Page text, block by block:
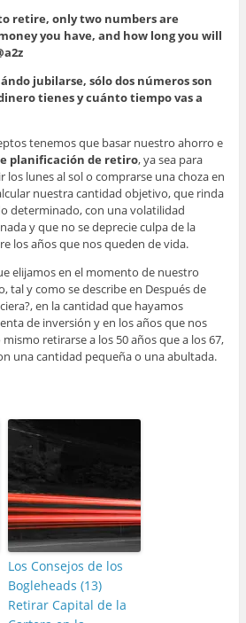
retire, only two numbers are
you have, and how long you will
jubilarse, sólo dos números son
tienes y cuánto tiempo vas a
tenemos que basar nuestro ahorro e
planificación de retiro, ya sea para
los lunes al sol o comprarse una choza en
nuestra cantidad objetivo, que rinda
determinado, con una volatilidad
y que no se deprecie culpa de la
los años que nos queden de vida.
elijamos en el momento de nuestro
tal y como se describe en Después de
en la cantidad que hayamos
de inversión y en los años que nos
retirarse a los 50 años que a los 67,
una cantidad pequeña o una abultada.
Los Consejos de los
Bogleheads (13)
Retirar Capital de la